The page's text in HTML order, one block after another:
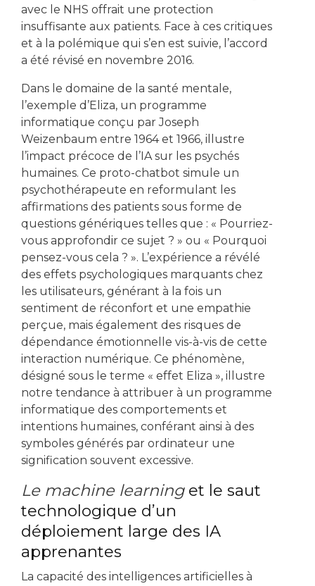
avec le NHS offrait une protection
insuffisante aux patients. Face à ces critiques
et à la polémique qui s’en est suivie, l’accord
a été révisé en novembre 2016.
Dans le domaine de la santé mentale,
l’exemple d’Eliza, un programme
informatique conçu par Joseph
Weizenbaum entre 1964 et 1966, illustre
l’impact précoce de l’IA sur les psychés
humaines. Ce proto-chatbot simule un
psychothérapeute en reformulant les
affirmations des patients sous forme de
questions génériques telles que : « Pourriez-
vous approfondir ce sujet ? » ou « Pourquoi
pensez-vous cela ? ». L’expérience a révélé
des effets psychologiques marquants chez
les utilisateurs, générant à la fois un
sentiment de réconfort et une empathie
perçue, mais également des risques de
dépendance émotionnelle vis-à-vis de cette
interaction numérique. Ce phénomène,
désigné sous le terme « effet Eliza », illustre
notre tendance à attribuer à un programme
informatique des comportements et
intentions humaines, conférant ainsi à des
symboles générés par ordinateur une
signification souvent excessive.
Le machine learninget le saut
technologique d’un
déploiement large des IA
apprenantes
La capacité des intelligences artificielles à